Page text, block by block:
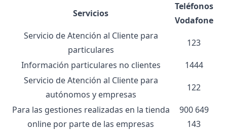
Servicios
Teléfonos
Vodafone
Servicio de Atención al Cliente para
particulares
123
Información particulares no clientes
1444
Servicio de Atención al Cliente para
autónomos y empresas
122
Para las gestiones realizadas en la tienda
online por parte de las empresas
900 649
143